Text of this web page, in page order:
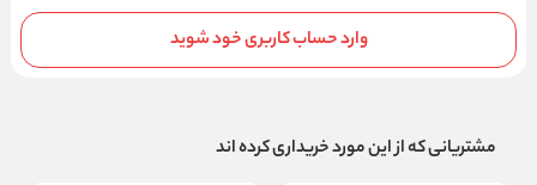
وارد حساب کاربری خود شوید
مشتریانی که از این مورد خریداری کرده اند